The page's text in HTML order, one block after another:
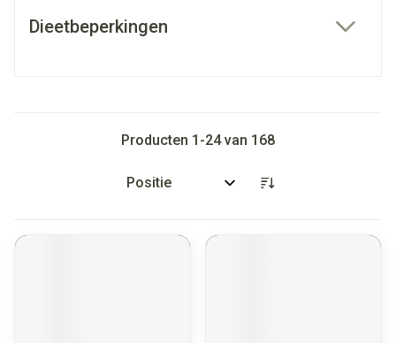
Dieetbeperkingen
Producten 1 -24van 168
Sorteer op: